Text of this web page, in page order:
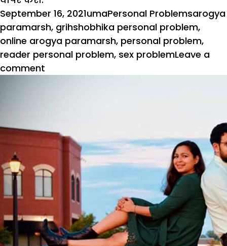
Posted
on
September 16, 2021Author
umaCategories
Personal ProblemsTags
arogya
paramarsh, grihshobhika personal problem,
online arogya paramarsh, personal problem,
reader personal problem, sex problemLeave a
comment